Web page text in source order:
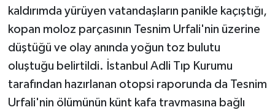
kaldırımda yürüyen vatandaşların panikle kaçıştığı,
kopan moloz parçasının Tesnim Urfali'nin üzerine
düştüğü ve olay anında yoğun toz bulutu
oluştuğu belirtildi. İstanbul Adli Tıp Kurumu
tarafından hazırlanan otopsi raporunda da Tesnim
Urfali'nin ölümünün künt kafa travmasına bağlı